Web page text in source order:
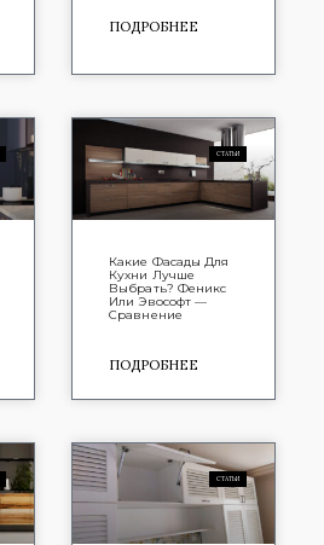
ПОДРОБНЕЕ
СТАТЬИ
Какие Фасады Для
Кухни Лучше
Выбрать? Феникс
Или Эвософт —
Сравнение
ПОДРОБНЕЕ
СТАТЬИ